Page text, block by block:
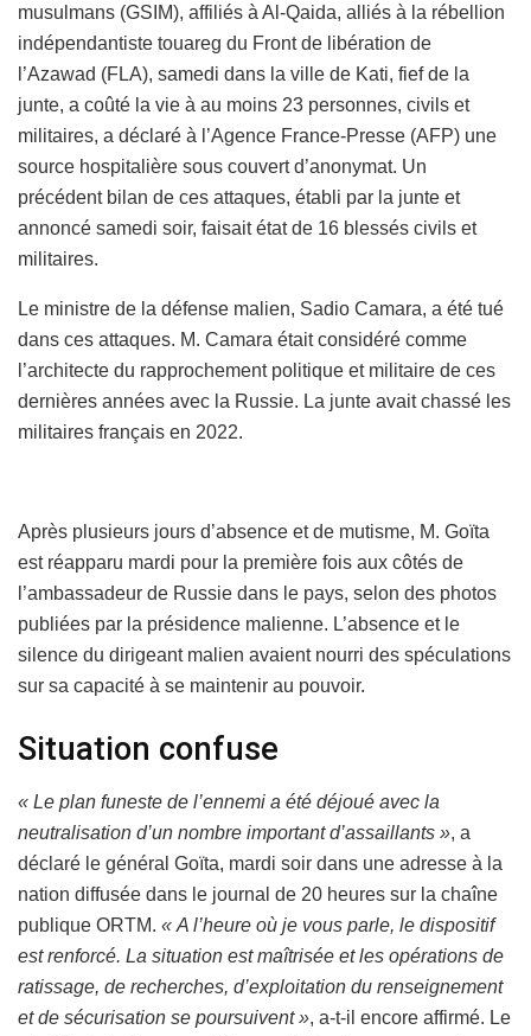
musulmans (GSIM), affiliés à Al-Qaida, alliés à la rébellion
indépendantiste touareg du Front de libération de
l’Azawad (FLA), samedi dans la ville de Kati, fief de la
junte, a coûté la vie à au moins 23 personnes, civils et
militaires, a déclaré à l’Agence France-Presse (AFP) une
source hospitalière sous couvert d’anonymat. Un
précédent bilan de ces attaques, établi par la junte et
annoncé samedi soir, faisait état de 16 blessés civils et
militaires.
Le ministre de la défense malien, Sadio Camara, a été tué
dans ces attaques. M. Camara était considéré comme
l’architecte du rapprochement politique et militaire de ces
dernières années avec la Russie. La junte avait chassé les
militaires français en 2022.
Après plusieurs jours d’absence et de mutisme, M. Goïta
est réapparu mardi pour la première fois aux côtés de
l’ambassadeur de Russie dans le pays, selon des photos
publiées par la présidence malienne. L’absence et le
silence du dirigeant malien avaient nourri des spéculations
sur sa capacité à se maintenir au pouvoir.
Situation confuse
« Le plan funeste de l’ennemi a été déjoué avec la
neutralisation d’un nombre important d’assaillants », a
déclaré le général Goïta, mardi soir dans une adresse à la
nation diffusée dans le journal de 20 heures sur la chaîne
publique ORTM. « A l’heure où je vous parle, le dispositif
est renforcé. La situation est maîtrisée et les opérations de
ratissage, de recherches, d’exploitation du renseignement
et de sécurisation se poursuivent », a-t-il encore affirmé. Le